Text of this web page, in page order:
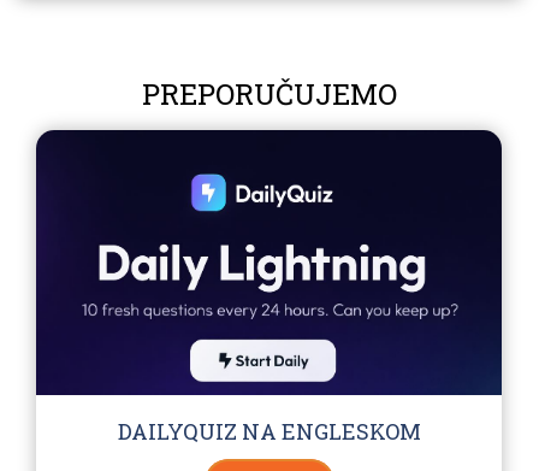
PREPORUČUJEMO
DAILYQUIZ NA ENGLESKOM